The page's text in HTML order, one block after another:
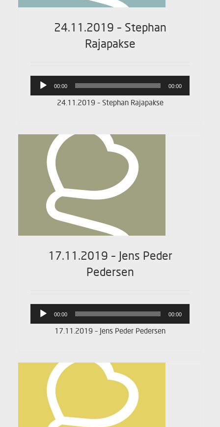
24.11.2019 – Stephan
Rajapakse
Lydafspiller
00:00 00:00
24.11.2019 – Stephan Rajapakse
17.11.2019 – Jens Peder
Pedersen
Lydafspiller
00:00 00:00
17.11.2019 – Jens Peder Pedersen